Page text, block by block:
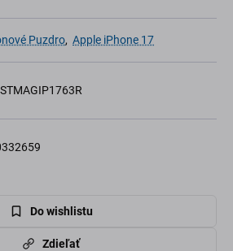
Puzdro, Apple iPhone 17
Do wishlistu
Zdieľať